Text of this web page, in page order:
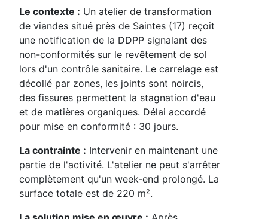
Le contexte : Un atelier de transformation
de viandes situé près de Saintes (17) reçoit
une notification de la DDPP signalant des
non-conformités sur le revêtement de sol
lors d'un contrôle sanitaire. Le carrelage est
décollé par zones, les joints sont noircis,
des fissures permettent la stagnation d'eau
et de matières organiques. Délai accordé
pour mise en conformité : 30 jours.
La contrainte : Intervenir en maintenant une
partie de l'activité. L'atelier ne peut s'arrêter
complètement qu'un week-end prolongé. La
surface totale est de 220 m².